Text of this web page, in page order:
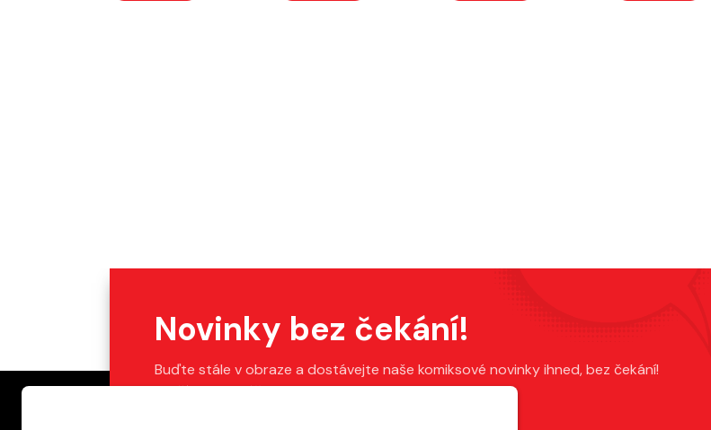
Novinky bez čekání!
Buďte stále v obraze a dostávejte naše komiksové novinky ihned, bez čekání!
Stačí vyplnit váš e-mail.